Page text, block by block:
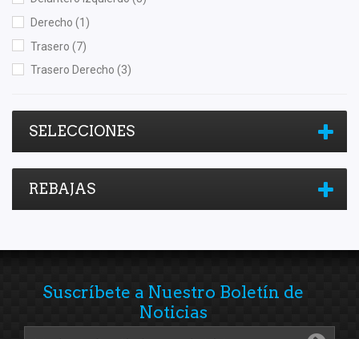
Derecho (1)
Trasero (7)
Trasero Derecho (3)
SELECCIONES
REBAJAS
Suscríbete a Nuestro Boletín de
Noticias